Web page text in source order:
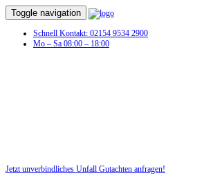
Toggle navigation
Schnell Kontakt: 02154 9534 2900
Mo – Sa 08:00 – 18:00
Jetzt unverbindliches Unfall Gutachten anfragen!